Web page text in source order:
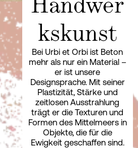
kskunst
Bei Urbi et Orbi ist Beton
mehr als nur ein Material –
er ist unsere
Designsprache. Mit seiner
Plastizität, Stärke und
zeitlosen Ausstrahlung
trägt er die Texturen und
Formen des Mittelmeers in
Objekte, die für die
Ewigkeit geschaffen sind.